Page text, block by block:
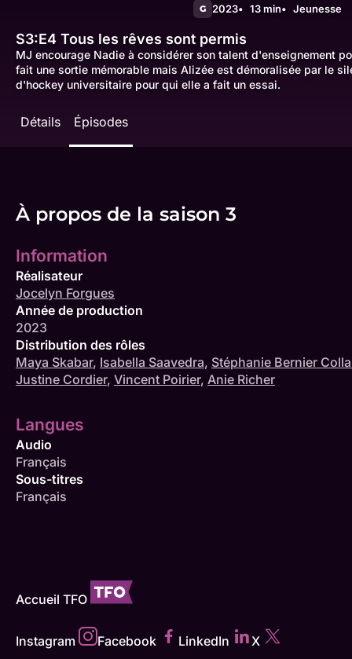
G 2023 13 min Jeunesse
S3:E4 Tous les rêves sont permis
MJ encourage Nadie à considérer son talent d'enseignement
fait une sortie mémorable mais Alizée est démoralisée par le
d'hockey universitaire pour qui elle a fait un essai.
Détails Épisodes
À propos de la saison 3
Information
Réalisateur
Jocelyn Forgues
Année de production
2023
Distribution des rôles
Maya Skabar, Isabella Saavedra, Stéphanie Bernier
Justine Cordier, Vincent Poirier, Anie Richer
Langues
Audio
Français
Sous-titres
Français
Accueil TFO
Instagram Facebook LinkedIn X